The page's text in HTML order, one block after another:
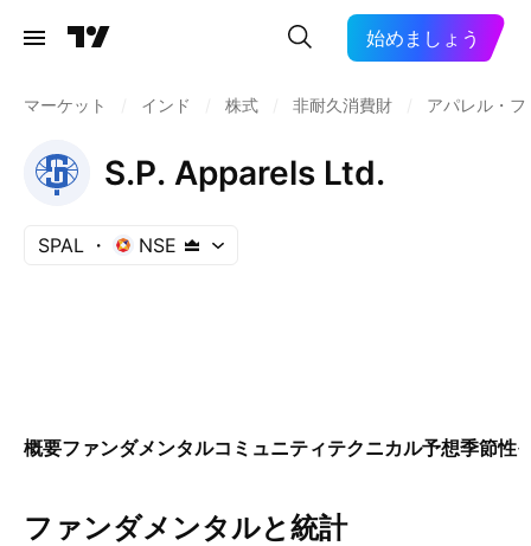
始めましょう
マーケット インド 株式 非耐久消費財 アパレル・
S.P. Apparels Ltd.
SPAL NSE
概要ファンダメンタルコミュニティテクニカル予想季節性
ファンダメンタルと統計